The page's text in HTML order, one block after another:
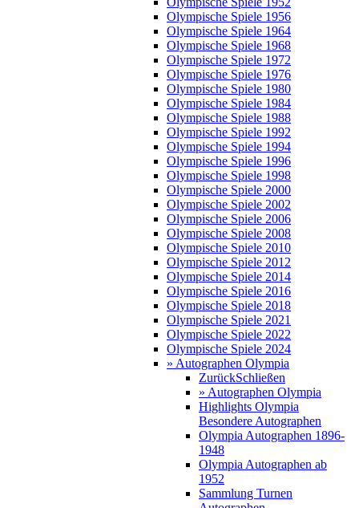
Olympische Spiele 1956
Olympische Spiele 1964
Olympische Spiele 1968
Olympische Spiele 1972
Olympische Spiele 1976
Olympische Spiele 1980
Olympische Spiele 1984
Olympische Spiele 1988
Olympische Spiele 1992
Olympische Spiele 1994
Olympische Spiele 1996
Olympische Spiele 1998
Olympische Spiele 2000
Olympische Spiele 2002
Olympische Spiele 2006
Olympische Spiele 2008
Olympische Spiele 2010
Olympische Spiele 2012
Olympische Spiele 2014
Olympische Spiele 2016
Olympische Spiele 2018
Olympische Spiele 2021
Olympische Spiele 2022
Olympische Spiele 2024
» Autographen Olympia
ZurückSchließen
» Autographen Olympia
Highlights Olympia
Besondere Autographen
Olympia Autographen 1896-
1948
Olympia Autographen ab
1952
Sammlung Turnen